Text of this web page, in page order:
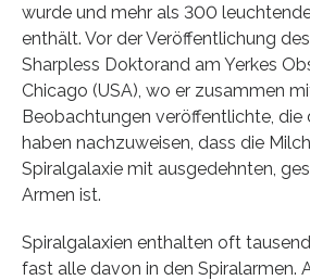
wurde und mehr als 300
enthält. Vor der Veröffentlichung
Sharpless Doktorand am Yerkes
Chicago (USA), wo er zusammen
Beobachtungen veröffentlichte, die
haben nachzuweisen, dass die
Spiralgalaxie mit ausgedehnten,
Armen ist.
Spiralgalaxien enthalten oft
fast alle davon in den Spiralarmen.